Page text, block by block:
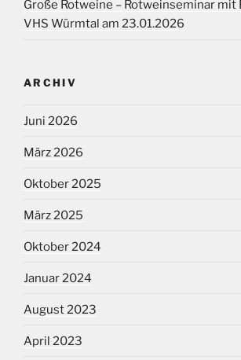
Große Rotweine – Rotweinseminar mit
VHS Würmtal am 23.01.2026
ARCHIV
Juni 2026
März 2026
Oktober 2025
März 2025
Oktober 2024
Januar 2024
August 2023
April 2023